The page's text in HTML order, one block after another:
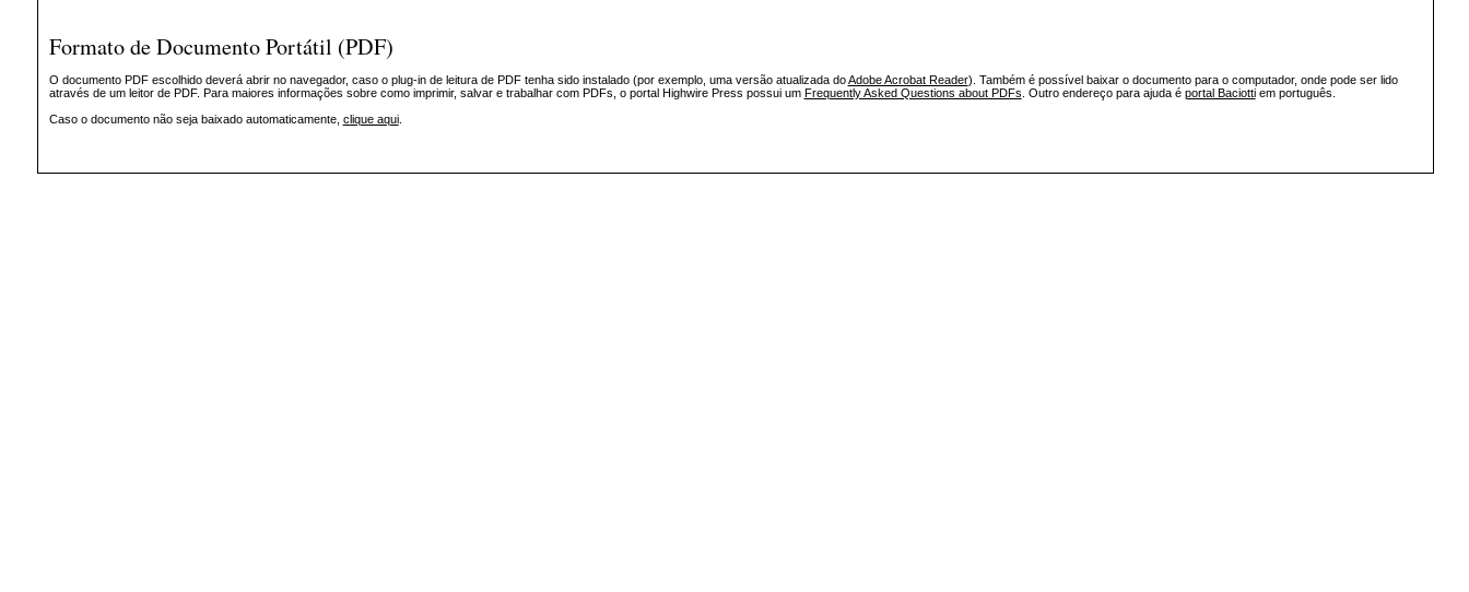
Formato de Documento Portátil (PDF)
O documento PDF escolhido deverá abrir no navegador, caso o plug-in de leitura de PDF tenha sido instalado (por exemplo, uma versão atualizada doAdobe Acrobat Reader). Também é possível baixar o documento para o computador, onde pode ser lido
através de um leitor de PDF. Para maiores informações sobre como imprimir, salvar e trabalhar com PDFs, o portal Highwire Press possui um Frequently Asked Questions about PDFs . Outro endereço para ajuda é portal Baciottiem português.
Caso o documento não seja baixado automaticamente, clique aqui.